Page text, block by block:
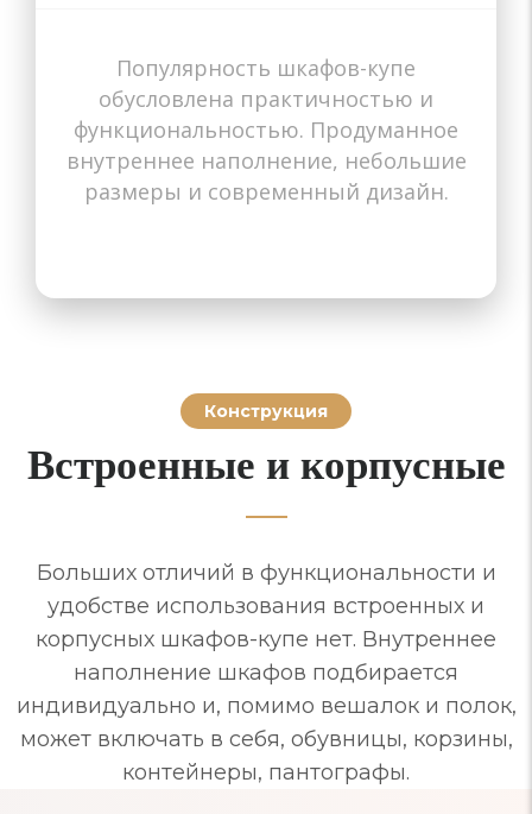
На балкон
Назначение
Популярность шкафов-купе
обусловлена практичностью и
функциональностью. Продуманное
внутреннее наполнение, небольшие
размеры и современный дизайн.
В спальню
Назначение
В коридор
Назначение
В гостиную
Назначение
В комнату
Назначение
В зал
Назначение
В детскую
Назначение
На балкон
Назначение
В прихожую
Назначение
Конструкция
Встроенные и корпусные
Больших отличий в функциональности и
удобстве использования встроенных и
корпусных шкафов-купе нет. Внутреннее
наполнение шкафов подбирается
индивидуально и, помимо вешалок и полок,
может включать в себя, обувницы, корзины,
контейнеры, пантографы.